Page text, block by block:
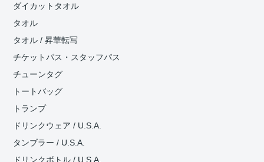
ダイカットタオル
タオル
タオル / 昇華転写
チケットパス・スタッフパス
チューンタグ
トートバッグ
トランプ
ドリンクウェア / U.S.A.
タンブラー / U.S.A.
ドリンクボトル / U.S.A.